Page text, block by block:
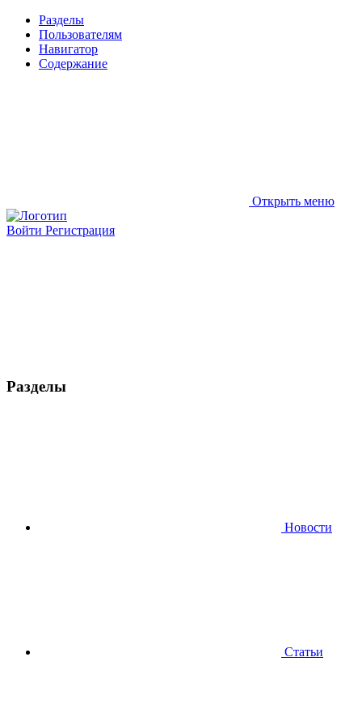
Разделы
Пользователям
Навигатор
Содержание
Открыть меню
Войти Регистрация
Разделы
Новости
Статьи